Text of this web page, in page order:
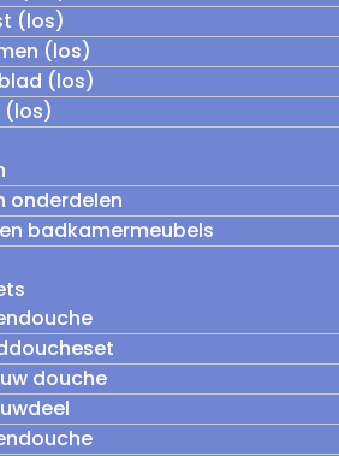
(los)
(los)
(los)
(los)
onderdelen
badkamermeubels
douche